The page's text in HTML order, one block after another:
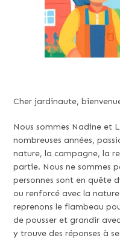
Cher jardinaute,
Nous sommes Nadine et
nombreuses années,
nature, la campagne, la
partie. Nous ne sommes
personnes sont en quête
ou renforcé avec la
reprenons le flambeau
de pousser et grandir
y trouve des réponses à